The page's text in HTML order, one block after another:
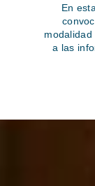
En
a las